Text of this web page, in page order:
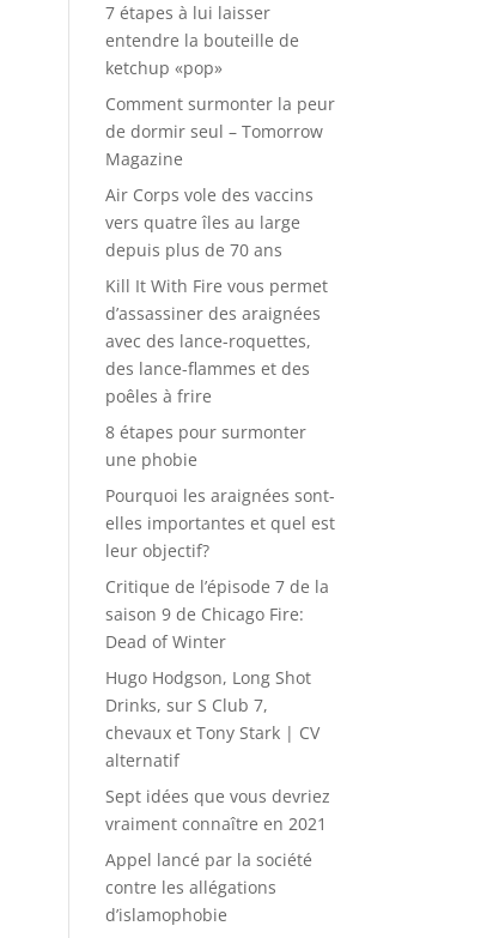
7 étapes à lui laisser
entendre la bouteille de
ketchup «pop»
Comment surmonter la peur
de dormir seul – Tomorrow
Magazine
Air Corps vole des vaccins
vers quatre îles au large
depuis plus de 70 ans
Kill It With Fire vous permet
d’assassiner des araignées
avec des lance-roquettes,
des lance-flammes et des
poêles à frire
8 étapes pour surmonter
une phobie
Pourquoi les araignées sont-
elles importantes et quel est
leur objectif?
Critique de l’épisode 7 de la
saison 9 de Chicago Fire:
Dead of Winter
Hugo Hodgson, Long Shot
Drinks, sur S Club 7,
chevaux et Tony Stark | CV
alternatif
Sept idées que vous devriez
vraiment connaître en 2021
Appel lancé par la société
contre les allégations
d’islamophobie